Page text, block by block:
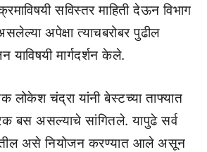
सविस्तर माहिती देऊन विभाग
अपेक्षा त्याचबरोबर पुढील
याविषयी मार्गदर्शन केले.
लोकेश चंद्रा यांनी बेस्टच्या ताफ्यात
बस असल्याचे सांगितले. यापुढे सर्व
असे नियोजन करण्यात आले असून